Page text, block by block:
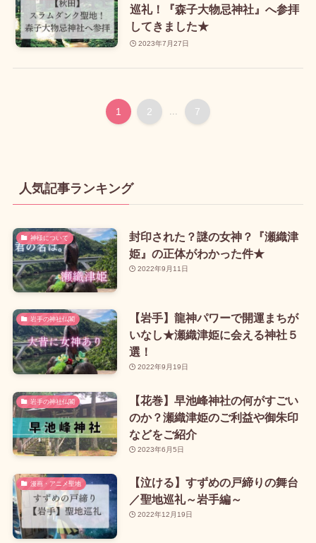
巡礼！『森子大物忌神社』へ参拝
してきました★
2023年7月27日
1 2 7
人気記事ランキング
神様について
封印された？謎の女神？『瀬織津
姫』の正体がわかった件★
2022年9月11日
岩手の神社仏閣
【岩手】龍神パワーで開運まちが
いなし★瀬織津姫に会える神社５
選！
2022年9月19日
岩手の神社仏閣
【花巻】早池峰神社の何がすごい
のか？瀬織津姫のご利益や御朱印
などをご紹介
2023年6月5日
漫画・アニメ聖地
【泣ける】すずめの戸締りの舞台
／聖地巡礼～岩手編～
2022年12月19日